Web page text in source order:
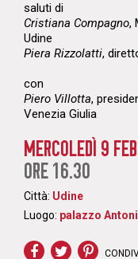
saluti di
Cristiana Compagno,
Udine
Piera Rizzolatti,
con
Piero Villotta,
Venezia Giulia
MERCOLEDÌ 9
ORE 16.30
Città: Udine
Luogo: palazzo